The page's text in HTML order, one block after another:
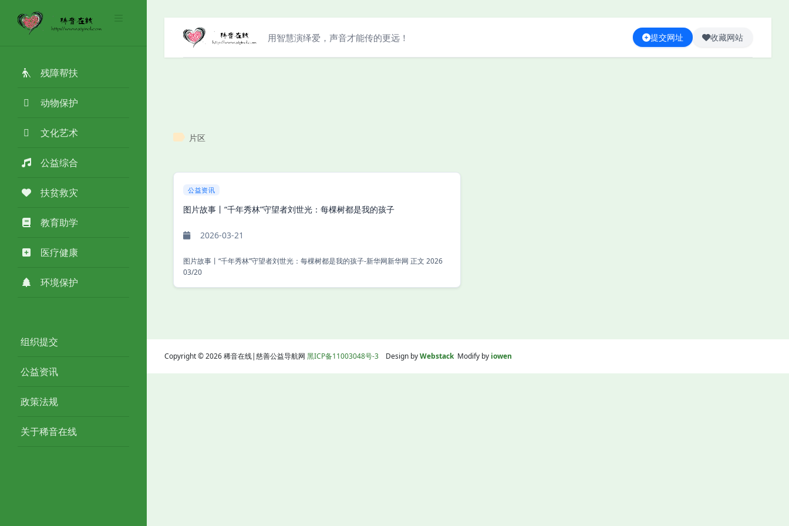
残障帮扶
动物保护
文化艺术
公益综合
扶贫救灾
教育助学
医疗健康
环境保护
组织提交
公益资讯
政策法规
关于稀音在线
用智慧演绎爱，声音才能传的更远！ 提交网址 收藏网站
片区
公益资讯
图片故事丨“千年秀林”守望者刘世光：每棵树都是我的孩子
2026-03-21
图片故事丨“千年秀林”守望者刘世光：每棵树都是我的孩子-新华网新华网 正文 2026
03/20
Copyright © 2026 稀音在线|慈善公益导航网 黑ICP备11003048号-3 Design byWebstackModify by iowen